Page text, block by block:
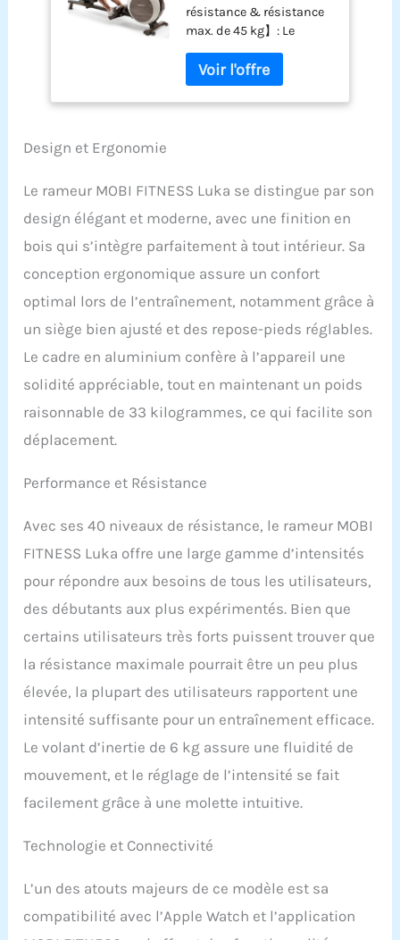
Résistance,
Résistance de
Pointe 45KG, avec
Écran LCD, Montage
Facile(Compatible
avec Apple Watch &
résistance & résistance
max. de 45 kg】: Le
rameur Mobifitness Luka
propose 40 niveaux de
résistance magnétique
réglables avec précision
confirmés. Ce rameur
magnétique offre une
variété d’entraînements
professionnels (brûlage
de graisses, endurance,
musculation), parfait
pour ceux qui
recherchent un rameur
polyvalent et performant.
biomécanique
protégeant les
articulations】: Grâce à
incliné à 1,5°, plateaux de
optimal), ce rameur
mouvement naturel,
réduisant la pression sur
chevilles. Idéal pour tous
les âges, y compris les
rééducation.
【Entraînement complet
muscles】: À chaque
mouvement, ce rameur
haut de gamme active
jusqu’à 90 % des
muscles (dos, jambes,
abdominale). Sa longue
maximal pour un
entraînement intense
Design et Ergonomie
Le rameur MOBI FITNESS Luka se distingue par son
design élégant et moderne, avec une finition en
bois qui s’intègre parfaitement à tout intérieur. Sa
conception ergonomique assure un confort
optimal lors de l’entraînement, notamment grâce à
un siège bien ajusté et des repose-pieds réglables.
Le cadre en aluminium confère à l’appareil une
solidité appréciable, tout en maintenant un poids
raisonnable de 33 kilogrammes, ce qui facilite son
déplacement.
Performance et Résistance
Avec ses 40 niveaux de résistance, le rameur MOBI
FITNESS Luka offre une large gamme d’intensités
pour répondre aux besoins de tous les utilisateurs,
des débutants aux plus expérimentés. Bien que
certains utilisateurs très forts puissent trouver que
la résistance maximale pourrait être un peu plus
élevée, la plupart des utilisateurs rapportent une
intensité suffisante pour un entraînement efficace.
Le volant d’inertie de 6 kg assure une fluidité de
mouvement, et le réglage de l’intensité se fait
facilement grâce à une molette intuitive.
Technologie et Connectivité
L’un des atouts majeurs de ce modèle est sa
compatibilité avec l’Apple Watch et l’application